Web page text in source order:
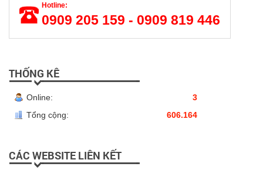
Hotline:
0909 205 159 - 0909 819 446
THỐNG KÊ
Online:
3
Tổng cộng:
606.164
CÁC WEBSITE LIÊN KẾT